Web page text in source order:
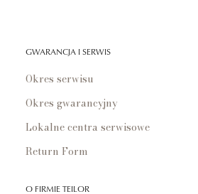
GWARANCJA I SERWIS
Okres serwisu
Okres gwarancyjny
Lokalne centra serwisowe
Return Form
O FIRMIE TEILOR